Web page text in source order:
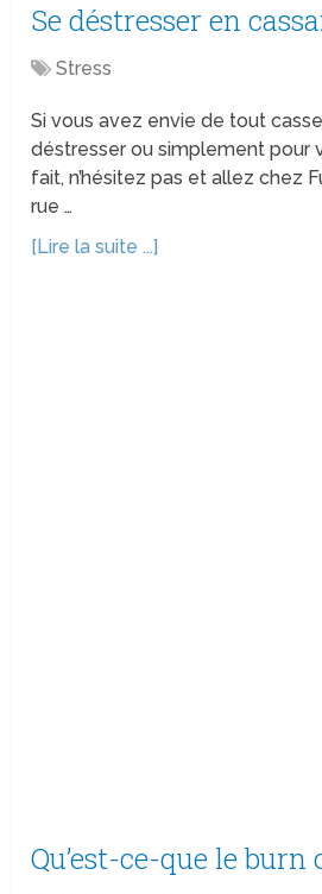
Se déstresser en
Stress
Si vous avez envie de tout
déstresser ou simplement pour
fait, n’hésitez pas et allez chez
rue …
[Lire la suite ...]
Qu’est-ce-que le burn